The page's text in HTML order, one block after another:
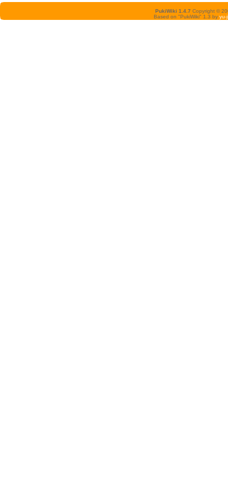
PukiWiki 1.4.7 Copyright ©
Based on "PukiWiki" 1.3 by yu-ji